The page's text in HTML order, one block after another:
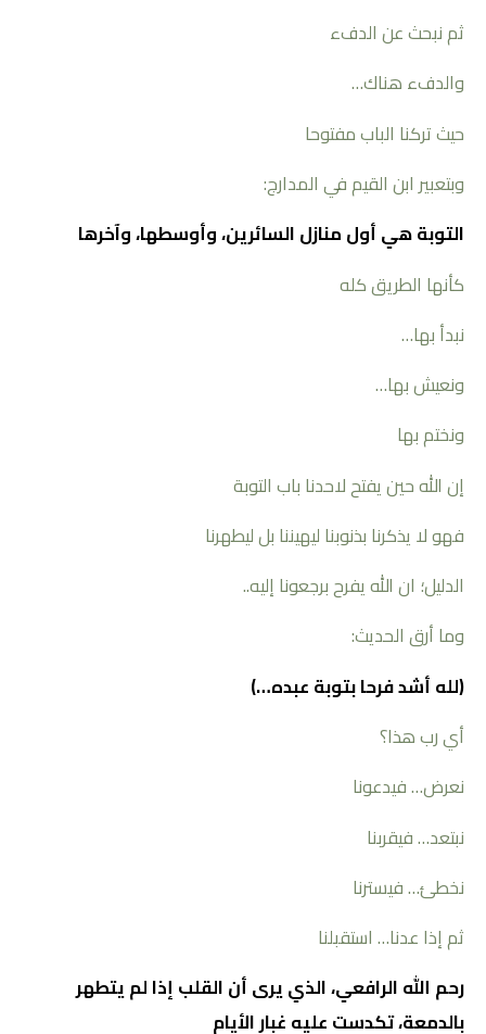
ثم نبحث عن الدفء
والدفء هناك…
حيث تركنا الباب مفتوحا
وبتعبير ابن القيم في المدارج:
التوبة هي أول منازل السائرين، وأوسطها، وآخرها
كأنها الطريق كله
نبدأ بها…
ونعيش بها…
ونختم بها
إن الله حين يفتح لاحدنا باب التوبة
فهو لا يذكرنا بذنوبنا ليهيننا بل ليطهرنا
الدليل؛ ان الله يفرح برجعونا إليه..
وما أرق الحديث:
(لله أشد فرحا بتوبة عبده…)
أي رب هذا؟
نعرض… فيدعونا
نبتعد… فيقربنا
نخطئ… فيسترنا
ثم إذا عدنا… استقبلنا
رحم الله الرافعي، الذي يرى أن القلب إذا لم يتطهر
بالدمعة، تكدست عليه غبار الأيام